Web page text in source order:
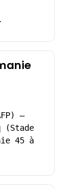
–
(Stade
45 à